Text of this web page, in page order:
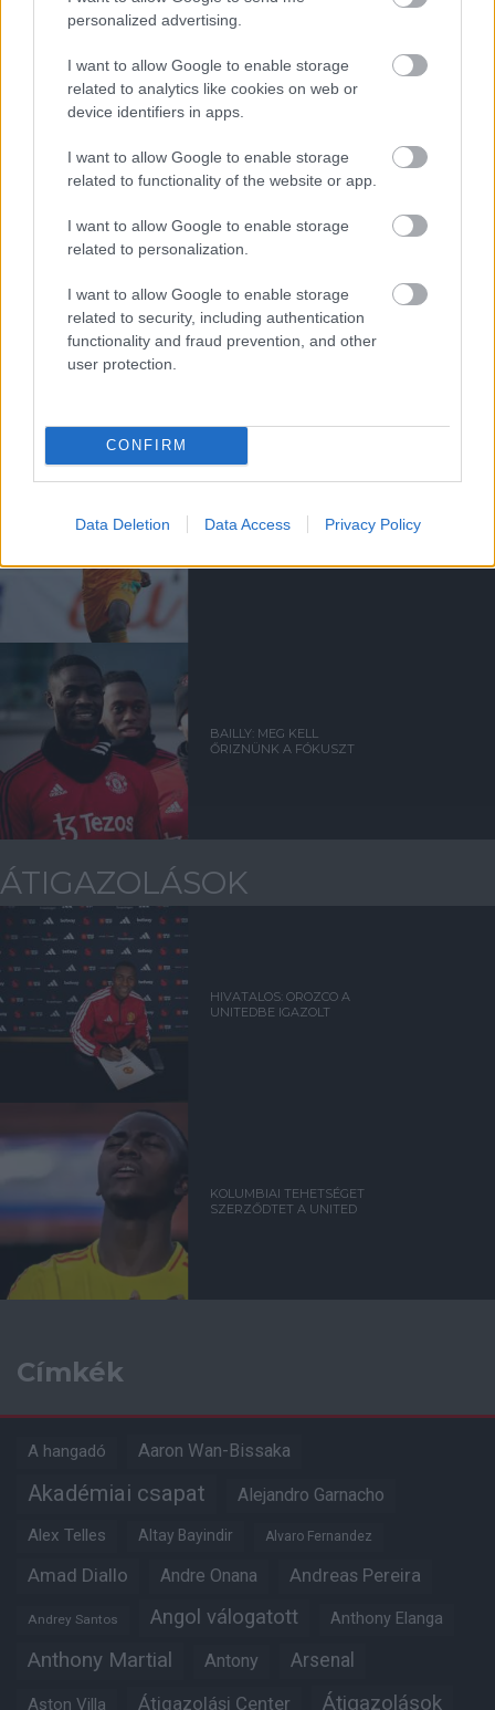
personalized advertising.
I want to allow Google to enable storage
related to analytics like cookies on web or
device identifiers in apps.
I want to allow Google to enable storage
related to functionality of the website or app.
I want to allow Google to enable storage
related to personalization.
I want to allow Google to enable storage
related to security, including authentication
functionality and fraud prevention, and other
user protection.
CONFIRM
Data Deletion Data Access Privacy Policy
ERIC BAILLY
BESIKTASHOZ IGAZOLT
BAILLY: A UNITEDNÉL
ELŐNYT ÉLVEZNEK AZ
BAILLY BÜSZKE
BAILLY: MEG KELL
ŐRIZNÜNK A FÓKUSZT
ÁTIGAZOLÁSOK
HIVATALOS: OROZCO A
UNITEDBE IGAZOLT
KOLUMBIAI TEHETSÉGET
SZERZŐDTET A UNITED
Címkék
A hangadó Aaron Wan-Bissaka
Akadémiai csapat Alejandro Garnacho
Alex Telles Altay Bayindir Alvaro Fernandez
Amad Diallo Andre Onana Andreas Pereira
Andrey Santos Angol válogatott Anthony Elanga
Anthony Martial Antony Arsenal
Aston Villa Átigazolási Center Átigazolások